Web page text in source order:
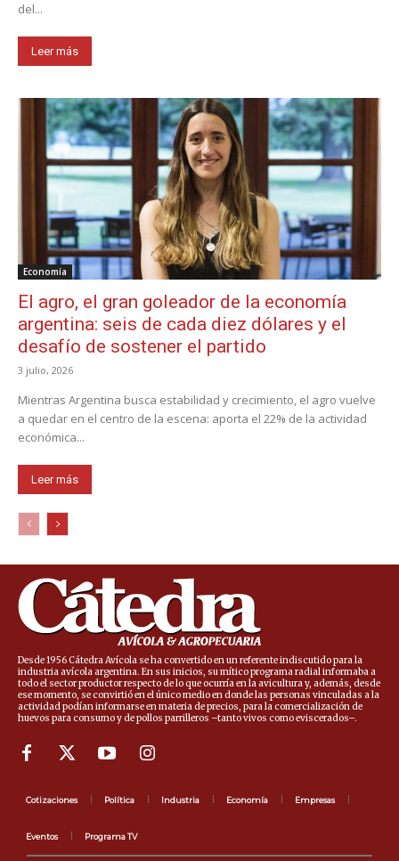
del...
Leer más
Economía
El agro, el gran goleador de la economía
argentina: seis de cada diez dólares y el
desafío de sostener el partido
3 julio, 2026
Mientras Argentina busca estabilidad y crecimiento, el agro vuelve
a quedar en el centro de la escena: aporta el 22% de la actividad
económica...
Leer más
Desde 1956 Cátedra Avícola se ha convertido en un referente indiscutido para la
industria avícola argentina. En sus inicios, su mítico programa radial informaba a
todo el sector productor respecto de lo que ocurría en la avicultura y, además, desde
ese momento, se convirtió en el único medio en donde las personas vinculadas a la
actividad podían informarse en materia de precios, para la comercialización de
huevos para consumo y de pollos parrilleros –tanto vivos como eviscerados–.
Cotizaciones Política Industria Economía Empresas
Eventos Programa TV